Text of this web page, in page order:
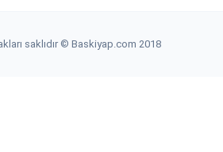
saklıdır © Baskiyap.com 2018